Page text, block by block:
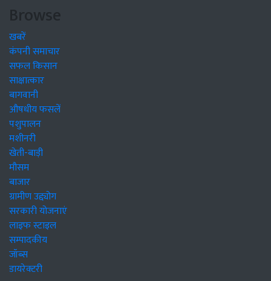
Browse
खबरें
कंपनी समाचार
सफल किसान
साक्षात्कार
बागवानी
औषधीय फसलें
पशुपालन
मशीनरी
खेती-बाड़ी
मौसम
बाजार
ग्रामीण उद्द्योग
सरकारी योजनाएं
लाइफ स्टाइल
सम्पादकीय
जॉब्स
डायरेक्टरी